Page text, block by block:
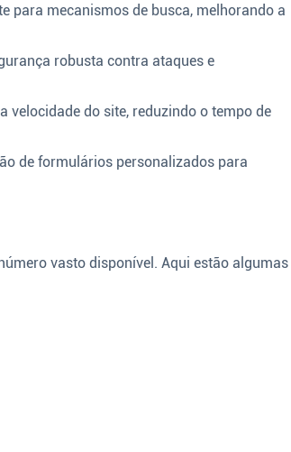
para mecanismos de busca, melhorando a
robusta contra ataques e
velocidade do site, reduzindo o tempo de
de formulários personalizados para
vasto disponível. Aqui estão algumas